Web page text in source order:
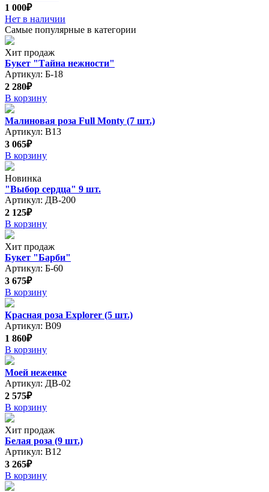
1 000₽
Нет в наличии
Самые популярные в категории
Хит продаж
Букет "Тайна нежности"
Артикул: Б-18
2 280₽
В корзину
Малиновая роза Full Monty (7 шт.)
Артикул: В13
3 065₽
В корзину
Новинка
"Выбор сердца" 9 шт.
Артикул: ДВ-200
2 125₽
В корзину
Хит продаж
Букет "Барби"
Артикул: Б-60
3 675₽
В корзину
Красная роза Explorer (5 шт.)
Артикул: В09
1 860₽
В корзину
Моей неженке
Артикул: ДВ-02
2 575₽
В корзину
Хит продаж
Белая роза (9 шт.)
Артикул: В12
3 265₽
В корзину